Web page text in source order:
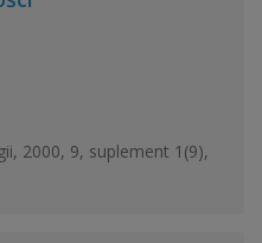
2000, 9, suplement 1(9),